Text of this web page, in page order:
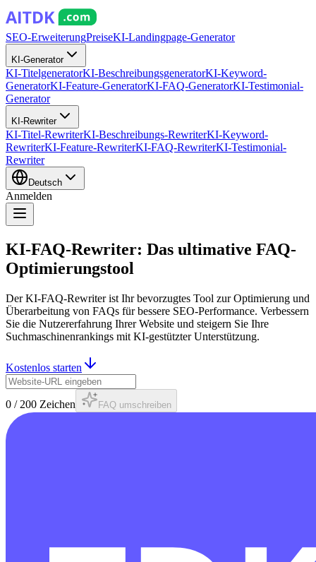
SEO-ErweiterungPreiseKI-Landingpage-Generator
KI-Generator
KI-TitelgeneratorKI-BeschreibungsgeneratorKI-Keyword-
GeneratorKI-Feature-GeneratorKI-FAQ-GeneratorKI-Testimonial-
Generator
KI-Rewriter
KI-Titel-RewriterKI-Beschreibungs-RewriterKI-Keyword-
RewriterKI-Feature-RewriterKI-FAQ-RewriterKI-Testimonial-
Rewriter
Deutsch
Anmelden
KI-FAQ-Rewriter: Das ultimative FAQ-
Optimierungstool
Der KI-FAQ-Rewriter ist Ihr bevorzugtes Tool zur Optimierung und
Überarbeitung von FAQs für bessere SEO-Performance. Verbessern
Sie die Nutzererfahrung Ihrer Website und steigern Sie Ihre
Suchmaschinenrankings mit KI-gestützter Unterstützung.
Kostenlos starten
0 / 200 Zeichen FAQ umschreiben